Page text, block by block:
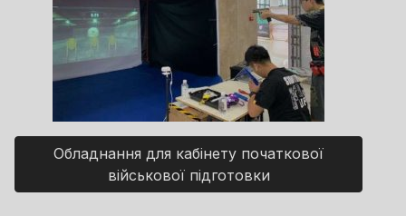
Обладнання для кабінету початкової
військової підготовки